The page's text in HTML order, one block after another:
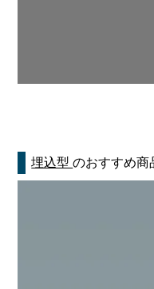
埋込型のおすすめ商